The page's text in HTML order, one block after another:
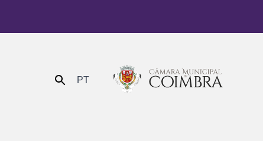
Enviar PT